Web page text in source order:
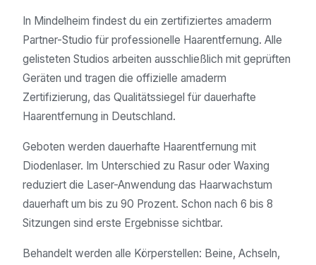
In Mindelheim findest du ein zertifiziertes amaderm
Partner-Studio für professionelle Haarentfernung. Alle
gelisteten Studios arbeiten ausschließlich mit geprüften
Geräten und tragen die offizielle amaderm
Zertifizierung, das Qualitätssiegel für dauerhafte
Haarentfernung in Deutschland.
Geboten werden dauerhafte Haarentfernung mit
Diodenlaser. Im Unterschied zu Rasur oder Waxing
reduziert die Laser-Anwendung das Haarwachstum
dauerhaft um bis zu 90 Prozent. Schon nach 6 bis 8
Sitzungen sind erste Ergebnisse sichtbar.
Behandelt werden alle Körperstellen: Beine, Achseln,